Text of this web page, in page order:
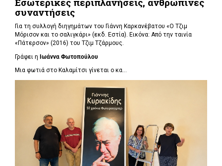
συναντήσεις
Για τη συλλογή διηγημάτων του Γιάννη Καρκανέβατου «Ο Τζιμ
Μόρισον και το σαλιγκάρι» (εκδ. Εστία). Εικόνα: Από την ταινία
«Πάτερσον» (2016) του Τζιμ Τζάρμους.
Γράφει η Ιωάννα Φωτοπούλου
Μια φωτιά στο Καλαμίτσι γίνεται ο κα...